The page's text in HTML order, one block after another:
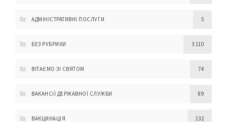
АДМІНІСТРАТИВНІ ПОСЛУГИ 5
БЕЗ РУБРИКИ 3 110
ВІТАЄМО ЗІ СВЯТОМ 74
ВАКАНСІЇ ДЕРЖАВНОЇ СЛУЖБИ 89
ВАКЦИНАЦІЯ 132